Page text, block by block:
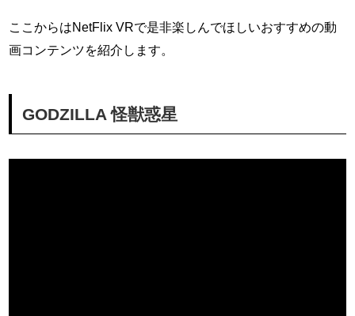
ここからはNetFlix VRで是非楽しんでほしいおすすめの動
画コンテンツを紹介します。
GODZILLA 怪獣惑星